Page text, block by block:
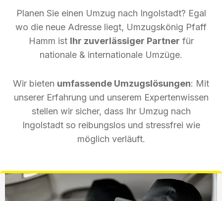
Planen Sie einen Umzug nach Ingolstadt? Egal
wo die neue Adresse liegt, Umzugskönig Pfaff
Hamm ist Ihr zuverlässiger Partner für
nationale & internationale Umzüge.
Wir bieten umfassende Umzugslösungen: Mit
unserer Erfahrung und unserem Expertenwissen
stellen wir sicher, dass Ihr Umzug nach
Ingolstadt so reibungslos und stressfrei wie
möglich verläuft.